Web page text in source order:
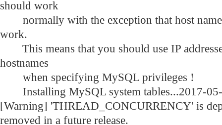
should work
normally with the exception that host
work.
This means that you should use IP
hostnames
when specifying MySQL privileges !
Installing MySQL system tables...2017-
[Warning] 'THREAD_CONCURRENCY' is
removed in a future release.